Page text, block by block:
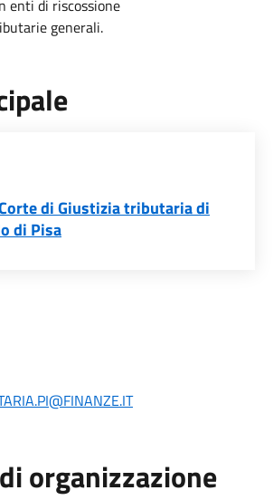
enti di riscossione
generali.
di Giustizia tributaria di
di Pisa
organizzazione